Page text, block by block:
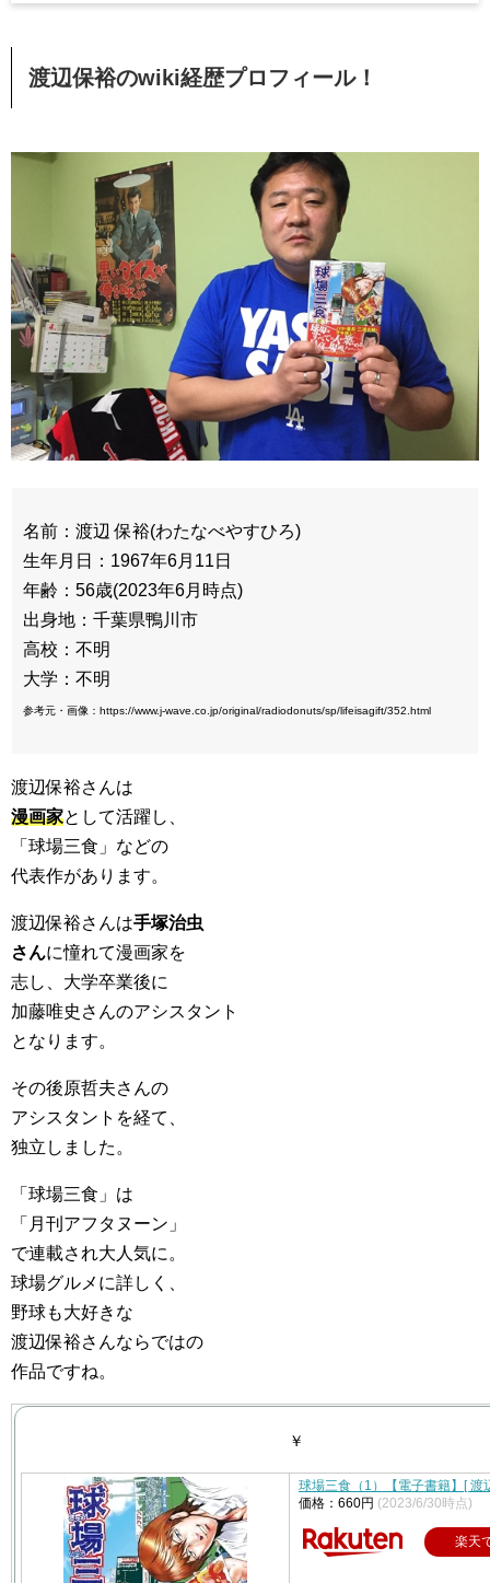
渡辺保裕のwiki経歴プロフィール！
名前：渡辺 保裕(わたなべやすひろ)
生年月日：1967年6月11日
年齢：56歳(2023年6月時点)
出身地：千葉県鴨川市
高校：不明
大学：不明
参考元・画像：https://www.j-wave.co.jp/original/radiodonuts/sp/lifeisagift/352.html
渡辺保裕さんは
漫画家として活躍し、
「球場三食」などの
代表作があります。
渡辺保裕さんは手塚治虫
さんに憧れて漫画家を
志し、大学卒業後に
加藤唯史さんのアシスタント
となります。
その後原哲夫さんの
アシスタントを経て、
独立しました。
「球場三食」は
「月刊アフタヌーン」
で連載され大人気に。
球場グルメに詳しく、
野球も大好きな
渡辺保裕さんならではの
作品ですね。
￥
球場三食（1）【電子書籍】[ 渡
価格：660円 (2023/6/30時点)
楽天